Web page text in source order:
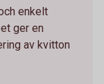
enkelt
ger en
av kvitton